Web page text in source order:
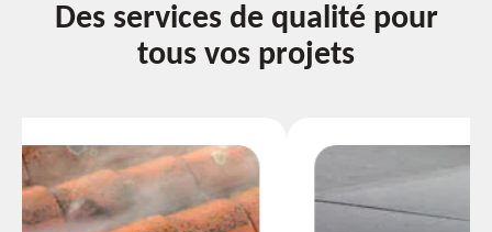
Des services de qualité pour
tous vos projets